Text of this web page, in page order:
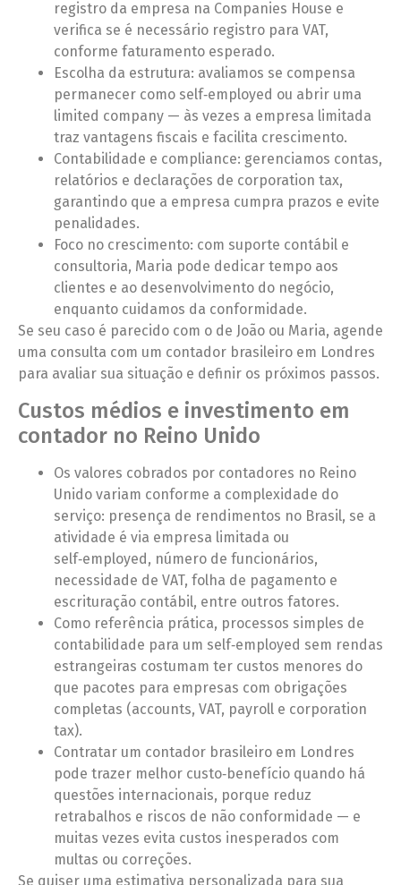
registro da empresa na Companies House e
verifica se é necessário registro para VAT,
conforme faturamento esperado.
Escolha da estrutura: avaliamos se compensa
permanecer como self‑employed ou abrir uma
limited company — às vezes a empresa limitada
traz vantagens fiscais e facilita crescimento.
Contabilidade e compliance: gerenciamos contas,
relatórios e declarações de corporation tax,
garantindo que a empresa cumpra prazos e evite
penalidades.
Foco no crescimento: com suporte contábil e
consultoria, Maria pode dedicar tempo aos
clientes e ao desenvolvimento do negócio,
enquanto cuidamos da conformidade.
Se seu caso é parecido com o de João ou Maria, agende
uma consulta com um contador brasileiro em Londres
para avaliar sua situação e definir os próximos passos.
Custos médios e investimento em
contador no Reino Unido
Os valores cobrados por contadores no Reino
Unido variam conforme a complexidade do
serviço: presença de rendimentos no Brasil, se a
atividade é via empresa limitada ou
self‑employed, número de funcionários,
necessidade de VAT, folha de pagamento e
escrituração contábil, entre outros fatores.
Como referência prática, processos simples de
contabilidade para um self‑employed sem rendas
estrangeiras costumam ter custos menores do
que pacotes para empresas com obrigações
completas (accounts, VAT, payroll e corporation
tax).
Contratar um contador brasileiro em Londres
pode trazer melhor custo‑benefício quando há
questões internacionais, porque reduz
retrabalhos e riscos de não conformidade — e
muitas vezes evita custos inesperados com
multas ou correções.
Se quiser uma estimativa personalizada para sua